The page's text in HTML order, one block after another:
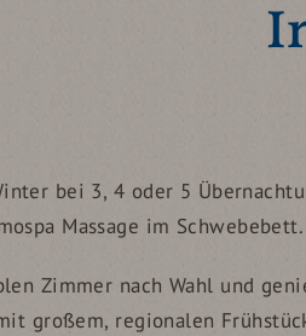
bei 3, 4 oder 5
Massage im Schwebebett.
Zimmer nach Wahl und
großem, regionalen